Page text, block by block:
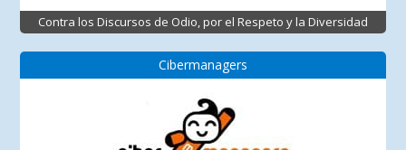
Contra los Discursos de Odio, por el Respeto y la Diversidad
Cibermanagers